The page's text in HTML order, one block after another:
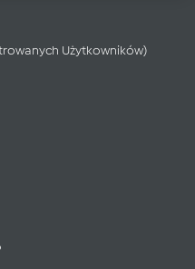
Użytkowników)